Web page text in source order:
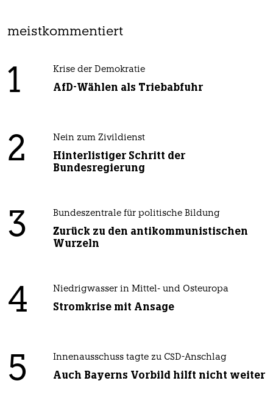
meistkommentiert
1 Krise der Demokratie
AfD-Wählen als Triebabfuhr
2 Nein zum Zivildienst
Hinterlistiger Schritt der
Bundesregierung
3 Bundeszentrale für politische Bildung
Zurück zu den antikommunistischen
Wurzeln
4 Niedrigwasser in Mittel- und Osteuropa
Stromkrise mit Ansage
5 Innenausschuss tagte zu CSD-Anschlag
Auch Bayerns Vorbild hilft nicht weiter